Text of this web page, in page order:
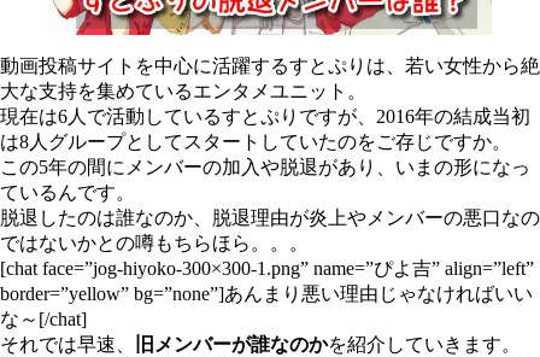
動画投稿サイトを中心に活躍するすとぷりは、若い女性から絶
大な支持を集めているエンタメユニット。
現在は6人で活動しているすとぷりですが、2016年の結成当初
は8人グループとしてスタートしていたのをご存じですか。
この5年の間にメンバーの加入や脱退があり、いまの形になっ
ているんです。
脱退したのは誰なのか、脱退理由が炎上やメンバーの悪口なの
ではないかとの噂もちらほら。。。
[chat face=”jog-hiyoko-300×300-1.png” name=”ぴよ吉” align=”left”
border=”yellow” bg=”none”]あんまり悪い理由じゃなければいい
な～[/chat]
それでは早速、
旧メンバーが誰なのかを紹介していきます。